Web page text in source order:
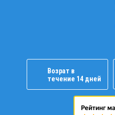
Возрат в
течение 14 дней